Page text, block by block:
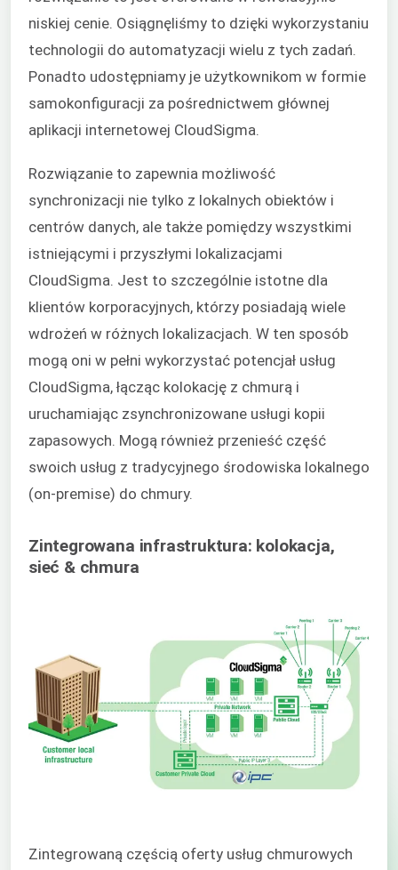
niskiej cenie. Osiągnęliśmy to dzięki wykorzystaniu
technologii do automatyzacji wielu z tych zadań.
Ponadto udostępniamy je użytkownikom w formie
samokonfiguracji za pośrednictwem głównej
aplikacji internetowej CloudSigma.
Rozwiązanie to zapewnia możliwość
synchronizacji nie tylko z lokalnych obiektów i
centrów danych, ale także pomiędzy wszystkimi
istniejącymi i przyszłymi lokalizacjami
CloudSigma. Jest to szczególnie istotne dla
klientów korporacyjnych, którzy posiadają wiele
wdrożeń w różnych lokalizacjach. W ten sposób
mogą oni w pełni wykorzystać potencjał usług
CloudSigma, łącząc kolokację z chmurą i
uruchamiając zsynchronizowane usługi kopii
zapasowych. Mogą również przenieść część
swoich usług z tradycyjnego środowiska lokalnego
(on-premise) do chmury.
Zintegrowana infrastruktura: kolokacja,
sieć & chmura
Zintegrowaną częścią oferty usług chmurowych